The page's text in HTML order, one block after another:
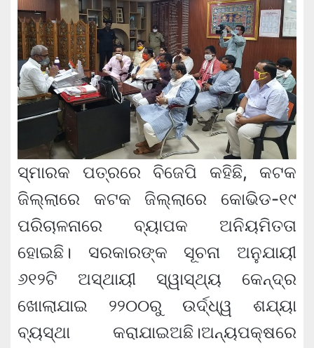
ସ୍ମାରକ ପତ୍ରରେ ବିଜେପି କହିଛି, କଟକ
ଜିଲ୍ଲାରେ କଟକ ଜିଲ୍ଲାରେ କୋଭିଡ-୧୯
ପରିଚାଳନାରେ ବ୍ୟାପକ ଅନିୟମିତତା
ହୋଇଛି। ସରକାରଙ୍କ ସୂଚନା ଅନୁଯାୟୀ
୬୧୨ଟି ଅସ୍ଥାୟୀ ସ୍ୱାସ୍ଥ୍ୟ କେନ୍ଦ୍ର
ଖୋଲାଯାଇ ୨୨୦୦ରୁ ଉର୍ଦ୍ଧ୍ୱ ଶଯ୍ୟା
ବ୍ୟସ୍ଥା କରାଯାଇଅଛି।ଅନ୍ୟପକ୍ଷରେ